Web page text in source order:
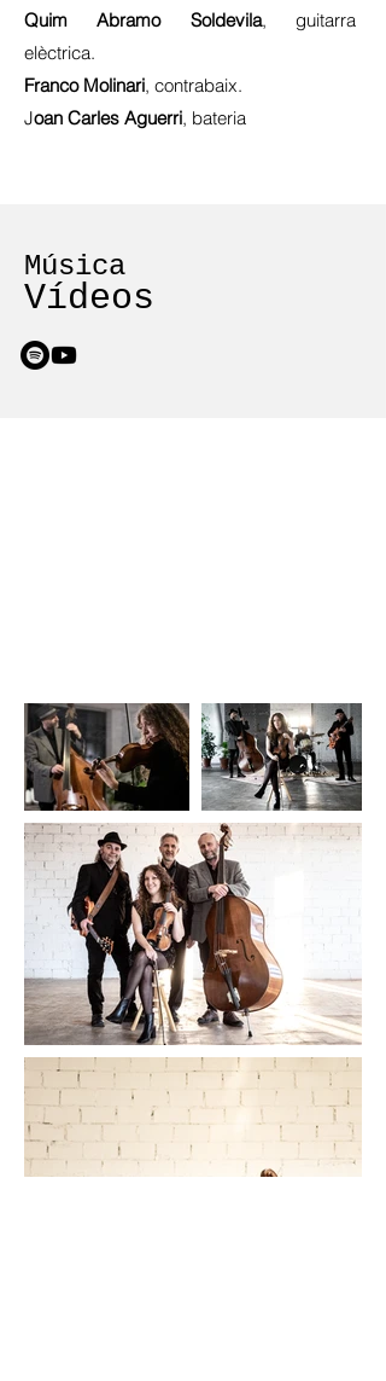
Quim Abramo Soldevila, guitarra
elèctrica.
Franco Molinari, contrabaix.
Joan Carles Aguerri, bateria
Música
Vídeos